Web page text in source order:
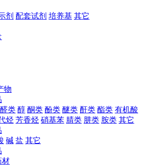
剂 配套试剂 培养基 其它
物
醛类 醇 酮类 酚类 醚类 酐类 酯类 有机酸
烃 芳香烃 硝基苯 腈类 肼类 胺类 其它
碱 盐 其它
材